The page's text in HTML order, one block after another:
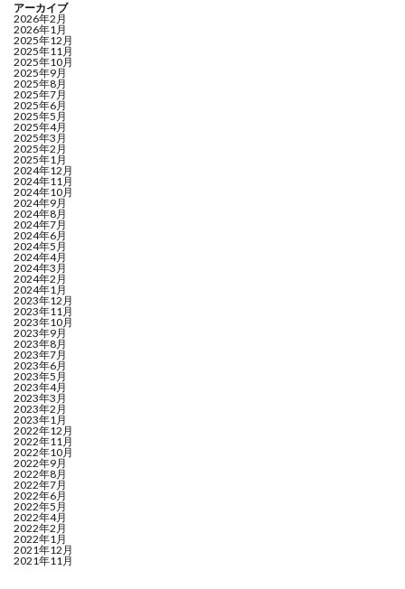
アーカイブ
2026年2月
2026年1月
2025年12月
2025年11月
2025年10月
2025年9月
2025年8月
2025年7月
2025年6月
2025年5月
2025年4月
2025年3月
2025年2月
2025年1月
2024年12月
2024年11月
2024年10月
2024年9月
2024年8月
2024年7月
2024年6月
2024年5月
2024年4月
2024年3月
2024年2月
2024年1月
2023年12月
2023年11月
2023年10月
2023年9月
2023年8月
2023年7月
2023年6月
2023年5月
2023年4月
2023年3月
2023年2月
2023年1月
2022年12月
2022年11月
2022年10月
2022年9月
2022年8月
2022年7月
2022年6月
2022年5月
2022年4月
2022年2月
2022年1月
2021年12月
2021年11月